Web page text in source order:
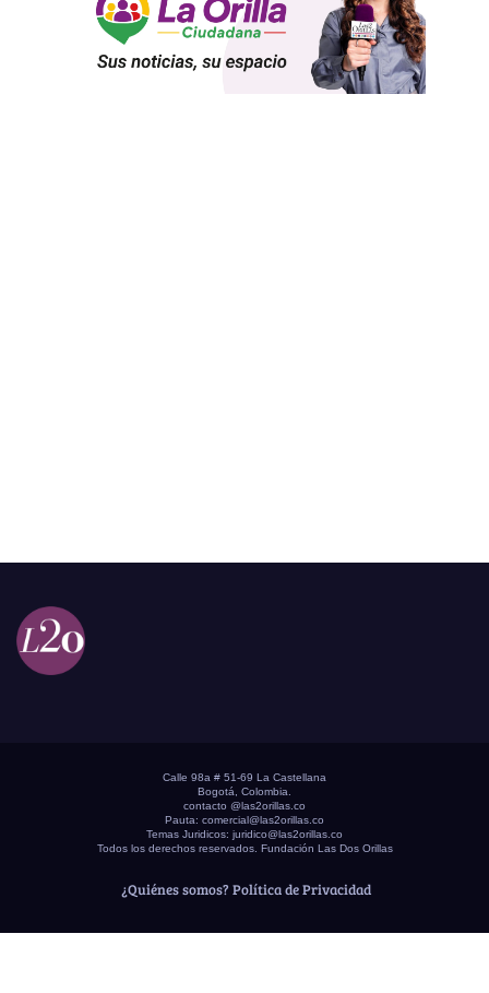
Calle 98a # 51-69 La Castellana
Bogotá, Colombia.
contacto @las2orillas.co
Pauta: comercial@las2orillas.co
Temas Juridicos: juridico@las2orillas.co
Todos los derechos reservados. Fundación Las Dos Orillas
¿Quiénes somos? Política de Privacidad